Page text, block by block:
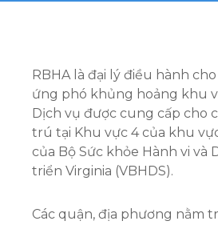
RBHA là đại lý điều hành
ứng phó khủng hoảng khu
Dịch vụ được cung cấp cho
trú tại Khu vực 4 của khu
của Bộ Sức khỏe Hành vi và
triển Virginia (VBHDS).
Các quận, địa phương nằm